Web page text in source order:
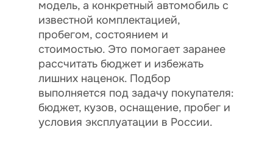
модель, а конкретный автомобиль с
известной комплектацией,
пробегом, состоянием и
стоимостью. Это помогает заранее
рассчитать бюджет и избежать
лишних наценок. Подбор
выполняется под задачу покупателя:
бюджет, кузов, оснащение, пробег и
условия эксплуатации в России.